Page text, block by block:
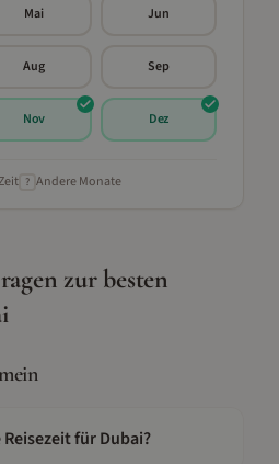
Mai Jun
Aug Sep
Nov Dez
? Andere Monate
zur besten
für Dubai?